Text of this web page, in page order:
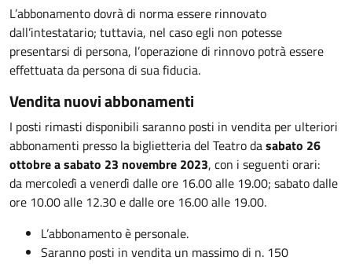
L’abbonamento dovrà di norma essere rinnovato
dall’intestatario; tuttavia, nel caso egli non potesse
presentarsi di persona, l’operazione di rinnovo potrà essere
effettuata da persona di sua fiducia.
Vendita nuovi abbonamenti
I posti rimasti disponibili saranno posti in vendita per ulteriori
abbonamenti presso la biglietteria del Teatro dasabato 26
ottobre a sabato 23 novembre 2023, con i seguenti orari:
da mercoledì a venerdì dalle ore 16.00 alle 19.00; sabato dalle
ore 10.00 alle 12.30 e dalle ore 16.00 alle 19.00.
L’abbonamento è personale.
Saranno posti in vendita un massimo di n. 150